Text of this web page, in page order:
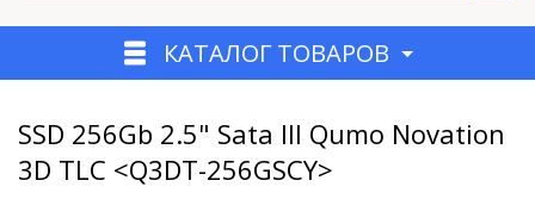
КАТАЛОГ ТОВАРОВ
SSD 256Gb 2.5" Sata III Qumo Novation
3D TLC <Q3DT-256GSCY>